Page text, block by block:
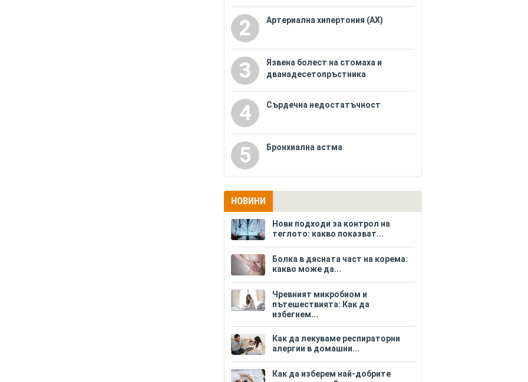
2 Артериална хипертония (АХ)
3
Язвена болест на стомаха и
дванадесетопръстника
4 Сърдечна недостатъчност
5 Бронхиална астма
НОВИНИ
Нови подходи за контрол на
теглото: какво показват...
Болка в дясната част на корема:
какво може да...
Чревният микробиом и
пътешествията: Как да
избегнем...
Как да лекуваме респираторни
алергии в домашни...
Как да изберем най-добрите